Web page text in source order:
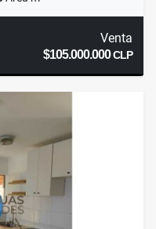
Venta
$105.000.000CLP